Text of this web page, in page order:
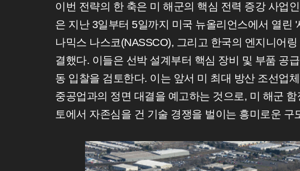
이번 전략의 한 축은 미 해군의 핵심 전력 증강 사업
은 지난 3일부터 5일까지 미국 뉴올리언스에서 열린
나믹스 나스코(NASSCO), 그리고 한국의 엔지니어
결했다. 이들은 선박 설계부터 핵심 장비 및 부품 공
동 입찰을 검토한다. 이는 앞서 미 최대 방산 조선업
중공업과의 정면 대결을 예고하는 것으로, 미 해군
토에서 자존심을 건 기술 경쟁을 벌이는 흥미로운 구